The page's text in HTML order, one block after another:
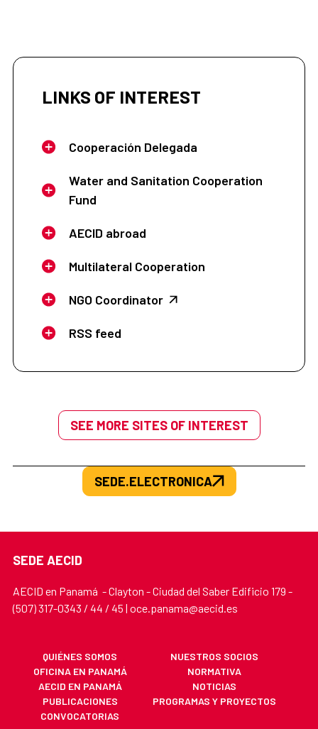
LINKS OF INTEREST
Cooperación Delegada
Water and Sanitation Cooperation
Fund
AECID abroad
Multilateral Cooperation
NGO Coordinator
RSS feed
SEE MORE SITES OF INTEREST
SEDE.ELECTRONICA
SEDE AECID
AECID en Panamá - Clayton - Ciudad del Saber Edificio 179 -
(507) 317-0343 / 44 / 45 | oce.panama@aecid.es
QUIÉNES SOMOS
NUESTROS SOCIOS
OFICINA EN PANAMÁ
NORMATIVA
AECID EN PANAMÁ
NOTICIAS
PUBLICACIONES
PROGRAMAS Y PROYECTOS
CONVOCATORIAS